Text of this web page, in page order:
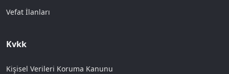
Vefat İlanları
Kvkk
Kişisel Verileri Koruma Kanunu